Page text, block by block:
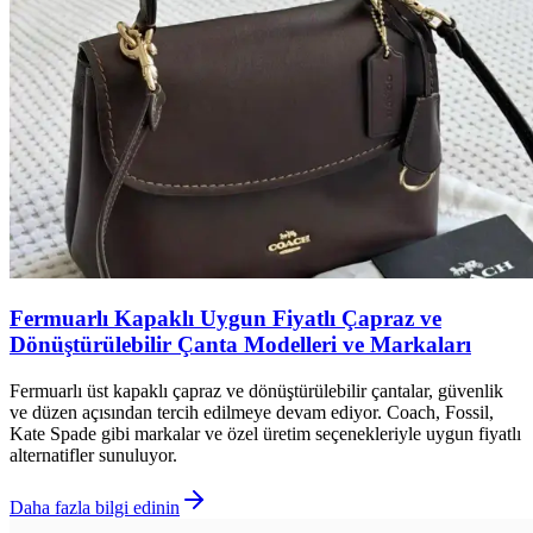
Fermuarlı Kapaklı Uygun Fiyatlı Çapraz ve
Dönüştürülebilir Çanta Modelleri ve Markaları
Fermuarlı üst kapaklı çapraz ve dönüştürülebilir çantalar, güvenlik
ve düzen açısından tercih edilmeye devam ediyor. Coach, Fossil,
Kate Spade gibi markalar ve özel üretim seçenekleriyle uygun fiyatlı
alternatifler sunuluyor.
Daha fazla bilgi edinin